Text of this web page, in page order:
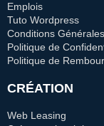
Emplois
Tuto Wordpress
Conditions
Politique de
Politique de
CRÉATION
Web Leasing